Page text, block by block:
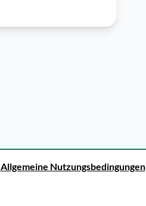
Allgemeine Nutzungsbedingungen